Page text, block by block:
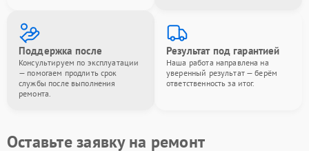
Поддержка после
Консультируем по эксплуатации
— помогаем продлить срок
службы после выполнения
ремонта.
Результат под гарантией
Наша работа направлена на
уверенный результат — берём
ответственность за итог.
Оставьте заявку на ремонт